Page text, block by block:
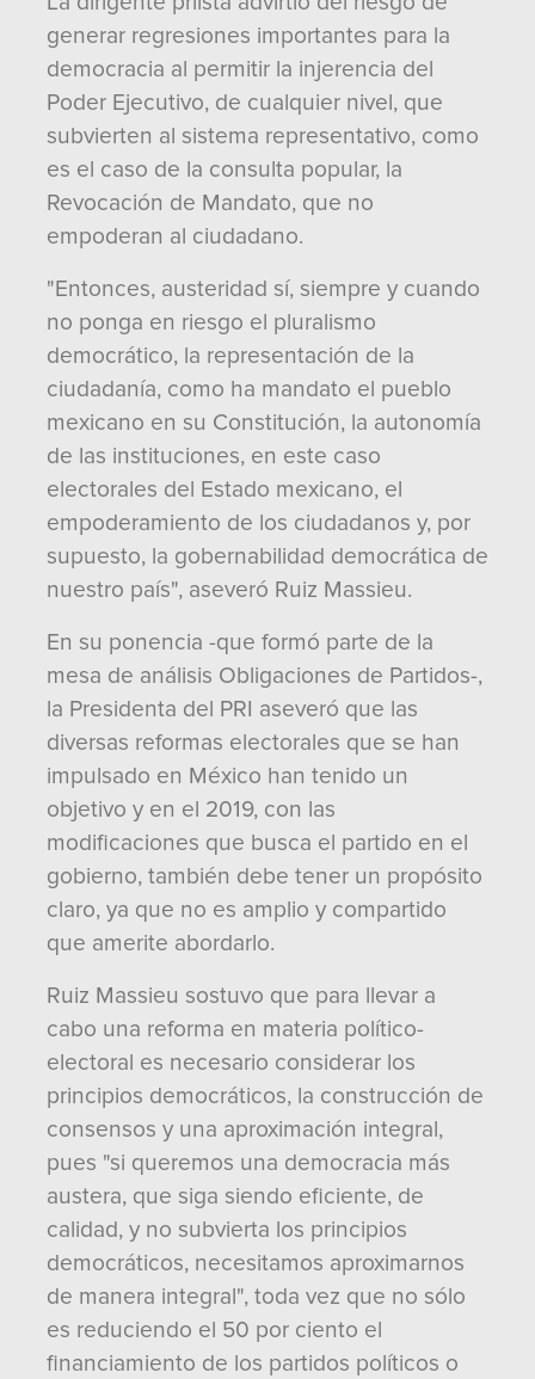
generar regresiones importantes para la
democracia al permitir la injerencia del
Poder Ejecutivo, de cualquier nivel, que
subvierten al sistema representativo, como
es el caso de la consulta popular, la
Revocación de Mandato, que no
empoderan al ciudadano.
"Entonces, austeridad sí, siempre y cuando
no ponga en riesgo el pluralismo
democrático, la representación de la
ciudadanía, como ha mandato el pueblo
mexicano en su Constitución, la autonomía
de las instituciones, en este caso
electorales del Estado mexicano, el
empoderamiento de los ciudadanos y, por
supuesto, la gobernabilidad democrática de
nuestro país", aseveró Ruiz Massieu.
En su ponencia -que formó parte de la
mesa de análisis Obligaciones de Partidos-,
la Presidenta del PRI aseveró que las
diversas reformas electorales que se han
impulsado en México han tenido un
objetivo y en el 2019, con las
modificaciones que busca el partido en el
gobierno, también debe tener un propósito
claro, ya que no es amplio y compartido
que amerite abordarlo.
Ruiz Massieu sostuvo que para llevar a
cabo una reforma en materia político-
electoral es necesario considerar los
principios democráticos, la construcción de
consensos y una aproximación integral,
pues "si queremos una democracia más
austera, que siga siendo eficiente, de
calidad, y no subvierta los principios
democráticos, necesitamos aproximarnos
de manera integral", toda vez que no sólo
es reduciendo el 50 por ciento el
financiamiento de los partidos políticos o